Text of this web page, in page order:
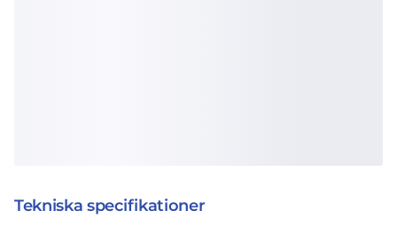
Tekniska specifikationer